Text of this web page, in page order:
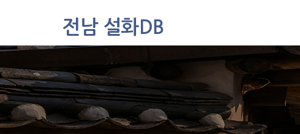
통합검색
주제별
가나다색인
전남 설화DB